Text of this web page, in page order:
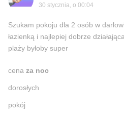
30 stycznia, o 00:04
Szukam pokoju dla 2 osób w
łazienką i najlepiej dobrze
plaży byłoby super
cena za noc
dorosłych
pokój